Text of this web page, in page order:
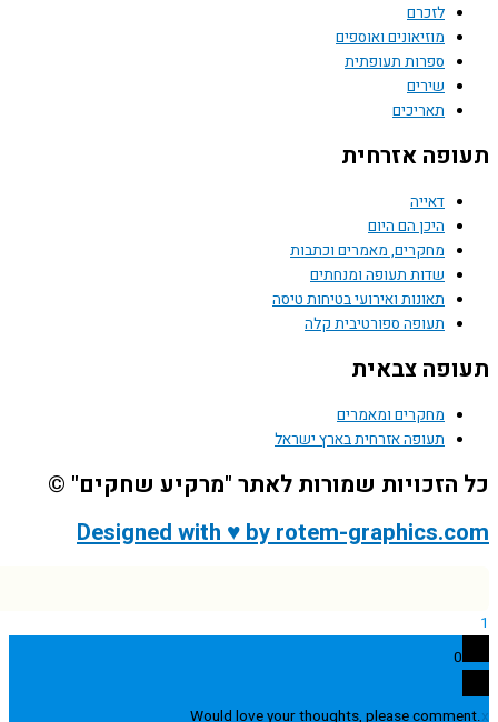
לזכרם
מוזיאונים ואוספים
ספרות תעופתית
שירים
תאריכים
אזרחית
דאייה
היכן הם היום
מחקרים, מאמרים וכתבות
שדות תעופה ומנחתים
תאונות ואירועי בטיחות טיסה
תעופה ספורטיבית קלה
צבאית
מחקרים ומאמרים
תעופה אזרחית בארץ ישראל
שמורות לאתר "מרקיע שחקים" ©
Designed with ♥ by rotem-
Would love your thoughts, please